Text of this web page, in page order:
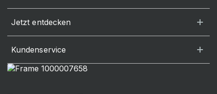
Jetzt entdecken
Kundenservice